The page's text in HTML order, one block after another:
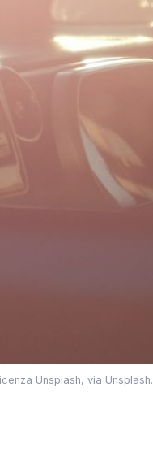
Unsplash, via Unsplash.